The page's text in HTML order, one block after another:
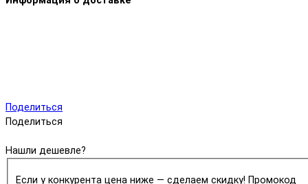
Поделиться
Поделиться
Нашли дешевле?
Если у конкурента цена ниже — сделаем скидку! Промокод